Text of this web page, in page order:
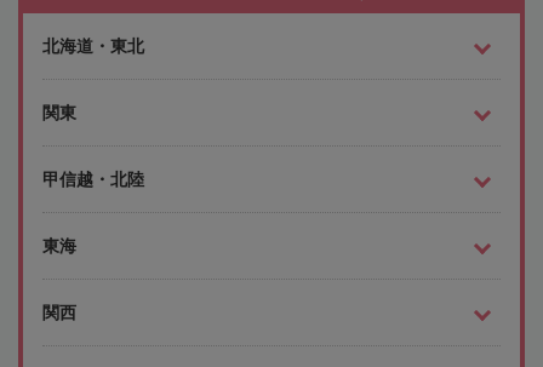
北海道・東北
関東
甲信越・北陸
東海
関西